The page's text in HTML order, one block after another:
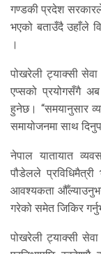
गण्डकी प्रदेश
भएको बताउँदै उहाँले
।
पोखरेली ट्याक्सी सेवा
एप्सको प्रयोगसँगै
हुनेछ। “समयानुसार
समायोजनमा साथ
नेपाल यातायात
पौडेलले
आवश्यकता
गरेको समेत जिकिर
पोखरेली ट्याक्सी